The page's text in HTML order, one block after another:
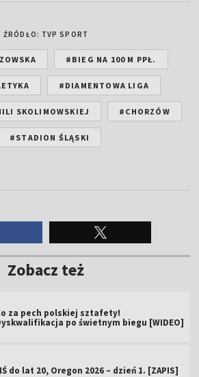
ŹRÓDŁO: TVP SPORT
#BIEG NA 100 M PPŁ.
#DIAMENTOWA LIGA
SKOLIMOWSKIEJ #CHORZÓW
#STADION ŚLĄSKI
Zobacz też
za pech polskiej sztafety!
po świetnym biegu [WIDEO]
do lat 20, Oregon 2026 – dzień 1. [ZAPIS]